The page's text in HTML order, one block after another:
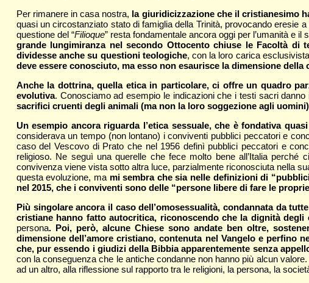
Per rimanere in casa nostra, la giuridicizzazione che il cristianesimo
quasi un circostanziato stato di famiglia della Trinità, provocando eresie
questione del “Filioque” resta fondamentale ancora oggi per l’umanità e
grande lungimiranza nel secondo Ottocento chiuse le Facoltà di
dividesse anche su questioni teologiche, con la loro carica
deve essere conosciuto, ma esso non esaurisce la dimensione
Anche la dottrina, quella etica in particolare, ci offre un quadro
evolutiva. Conosciamo ad esempio le indicazioni che i testi sacri
sacrifici cruenti degli animali (ma non la loro soggezione agli
Un esempio ancora riguarda l’etica sessuale, che è fondativa
considerava un tempo (non lontano) i conviventi pubblici peccatori e
caso del Vescovo di Prato che nel 1956 definì pubblici peccatori e
religioso. Ne seguì una querelle che fece molto bene all’Italia
convivenza viene vista sotto altra luce, parzialmente riconosciuta nella
questa evoluzione, ma mi sembra che sia nelle definizioni di
nel 2015, che i conviventi sono delle “persone libere di fare le
Più singolare ancora il caso dell’omosessualità, condannata da
cristiane hanno fatto autocritica, riconoscendo che la dignità degli
persona. Poi, però, alcune Chiese sono andate ben oltre,
dimensione dell’amore cristiano, contenuta nel Vangelo e perfino
che, pur essendo i giudizi della Bibbia apparentemente senza
con la conseguenza che le antiche condanne non hanno più alcun
ad un altro, alla riflessione sul rapporto tra le religioni, la persona, la